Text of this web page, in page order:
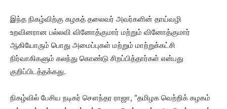
இந்த நிகழ்விற்கு கழகத் தலைவர் அவர்களின் தாய்வழி
உறவினரான பல்லவி வினோத்குமார் மற்றும் வினோத்குமார்
ஆகியோரும் பொது அமைப்புகள் மற்றும் மாற்றுக்கட்சி
நிர்வாகிகளும் கலந்து கொண்டு சிறப்பித்தார்கள் என்பது
குறிப்பிடத்தக்கது.
நிகழ்வில் பேசிய நடிகர் சௌந்தர ராஜா, “தமிழக வெற்றிக் கழகம்